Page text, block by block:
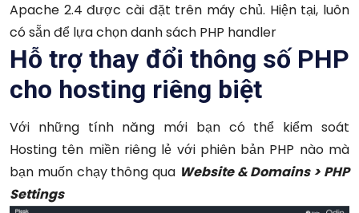
Apache 2.4 được cài đặt trên máy chủ. Hiện tại, luôn
có sẵn để lựa chọn danh sách PHP handler
Hỗ trợ thay đổi thông số PHP
cho hosting riêng biệt
Với những tính năng mới bạn có thể kiểm soát
Hosting tên miền riêng lẻ với phiên bản PHP nào mà
bạn muốn chạy thông qua Website & Domains > PHP
Settings